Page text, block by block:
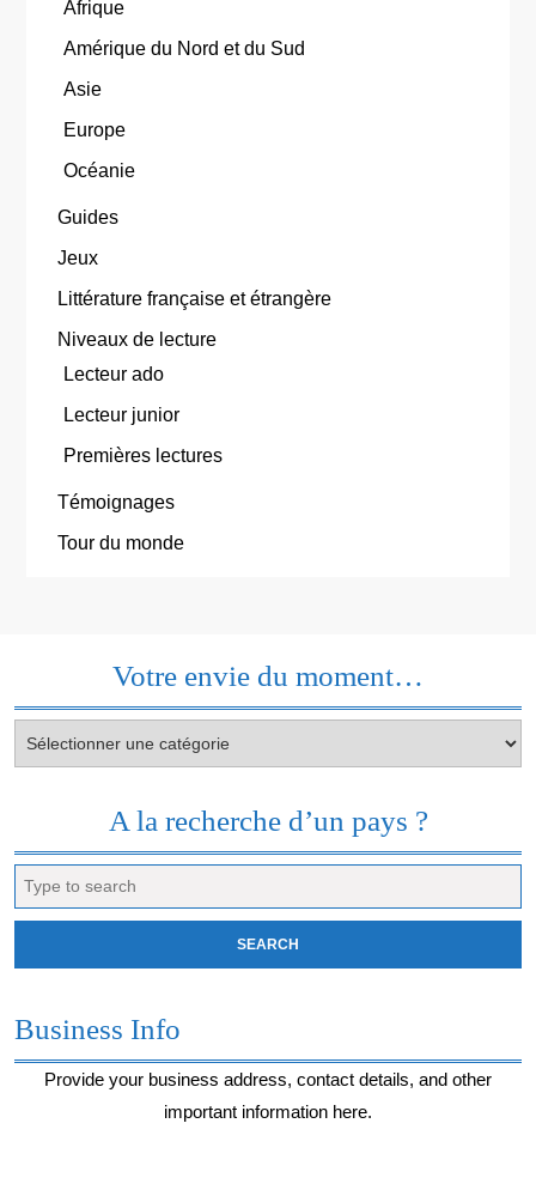
Afrique
Amérique du Nord et du Sud
Asie
Europe
Océanie
Guides
Jeux
Littérature française et étrangère
Niveaux de lecture
Lecteur ado
Lecteur junior
Premières lectures
Témoignages
Tour du monde
Votre envie du moment…
envie
A la recherche d’un pays ?
Search
for:
Business Info
Provide your business address, contact details, and other
important information here.